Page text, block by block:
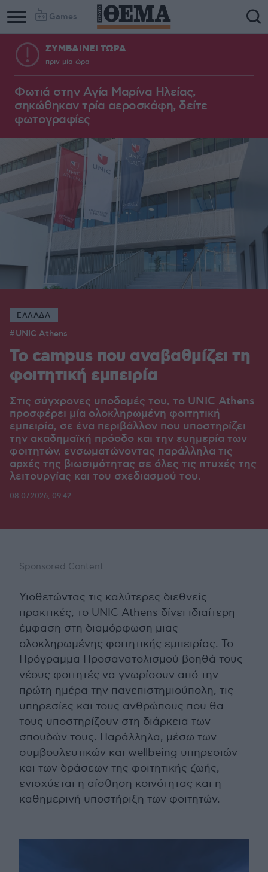
Games
ΣΥΜΒΑΙΝΕΙ ΤΩΡΑ
πριν μία ώρα
Φωτιά στην Aγία Μαρίνα Ηλείας,
σηκώθηκαν τρία αεροσκάφη, δείτε
φωτογραφίες
ΕΛΛΑΔΑ
UNIC Athens
Το campus που αναβαθμίζει τη
φοιτητική εμπειρία
Στις σύγχρονες υποδομές του, το UNIC Athens
προσφέρει μία ολοκληρωμένη φοιτητική
εμπειρία, σε ένα περιβάλλον που υποστηρίζει
την ακαδημαϊκή πρόοδο και την ευημερία των
φοιτητών, ενσωματώνοντας παράλληλα τις
αρχές της βιωσιμότητας σε όλες τις πτυχές της
λειτουργίας και του σχεδιασμού του.
08.07.2026, 09:42
Sponsored Content
Υιοθετώντας τις καλύτερες διεθνείς
πρακτικές, το UNIC Athens δίνει ιδιαίτερη
έμφαση στη διαμόρφωση μιας
ολοκληρωμένης φοιτητικής εμπειρίας. Το
Πρόγραμμα Προσανατολισμού βοηθά τους
νέους φοιτητές να γνωρίσουν από την
πρώτη ημέρα την πανεπιστημιούπολη, τις
υπηρεσίες και τους ανθρώπους που θα
τους υποστηρίζουν στη διάρκεια των
σπουδών τους. Παράλληλα, μέσω των
συμβουλευτικών και wellbeing υπηρεσιών
και των δράσεων της φοιτητικής ζωής,
ενισχύεται η αίσθηση κοινότητας και η
καθημερινή υποστήριξη των φοιτητών.